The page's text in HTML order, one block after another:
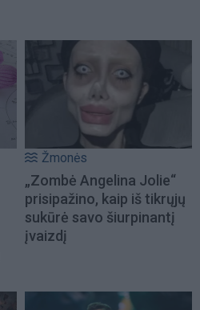
Žmonės
„Zombė Angelina Jolie“
prisipažino, kaip iš tikrųjų
sukūrė savo šiurpinantį
įvaizdį